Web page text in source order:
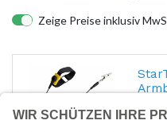
Zeige Preise inklusiv